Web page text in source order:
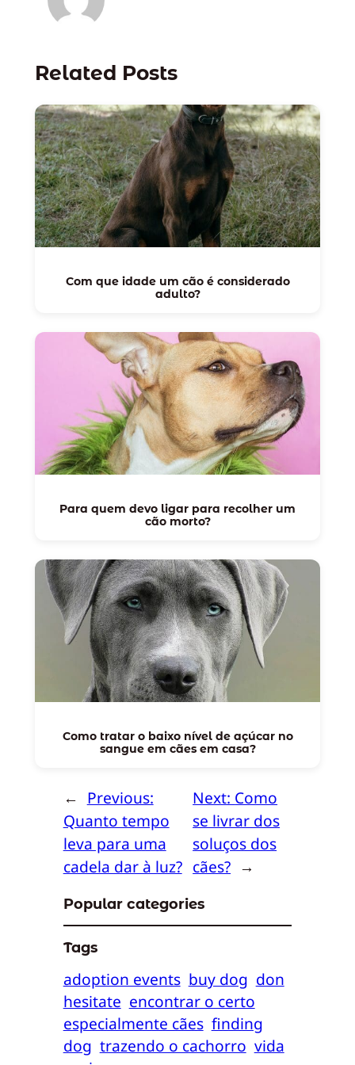
Related Posts
Com que idade um cão é considerado
adulto?
Para quem devo ligar para recolher um
cão morto?
Como tratar o baixo nível de açúcar no
sangue em cães em casa?
← Previous:
Quanto tempo
leva para uma
cadela dar à luz?
Next: Como
se livrar dos
soluços dos
cães? →
Popular categories
Tags
adoption events buy dog don
hesitate encontrar o certo
especialmente cães finding
dog trazendo o cachorro vida